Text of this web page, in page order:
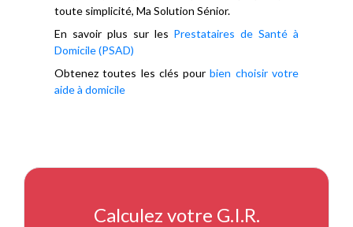
toute simplicité, Ma Solution Sénior.
En savoir plus sur les Prestataires de Santé à
Domicile (PSAD)
Obtenez toutes les clés pourbien choisir votre
aide à domicile
Calculez votre G.I.R.